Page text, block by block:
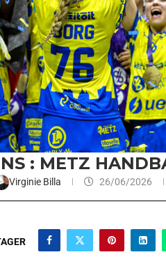
: METZ
Virginie Billa 26/06/2026